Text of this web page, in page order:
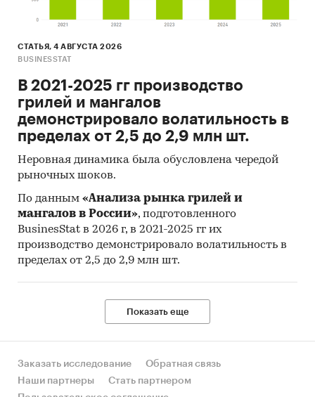
СТАТЬЯ, 4 АВГУСТА 2026
BUSINESSTAT
В 2021-2025 гг производство
грилей и мангалов
демонстрировало волатильность в
пределах от 2,5 до 2,9 млн шт.
Неровная динамика была обусловлена чередой
рыночных шоков.
По данным «Анализа рынка грилей и
мангалов в России», подготовленного
BusinesStat в 2026 г, в 2021-2025 гг их
производство демонстрировало волатильность в
пределах от 2,5 до 2,9 млн шт.
Показать еще
Заказать исследование
Обратная связь
Наши партнеры
Стать партнером